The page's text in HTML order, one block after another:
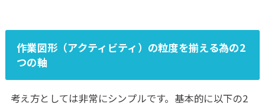
作業図形（アクティビティ）の粒度を揃える為の2
つの軸
考え方としては非常にシンプルです。基本的に以下の2